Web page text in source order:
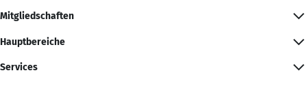
Mitgliedschaften
Hauptbereiche
Services